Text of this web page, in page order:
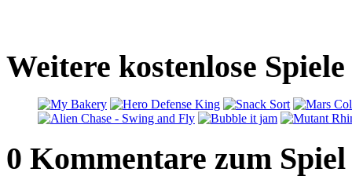
Weitere kostenlose
0 Kommentare zum Spiel